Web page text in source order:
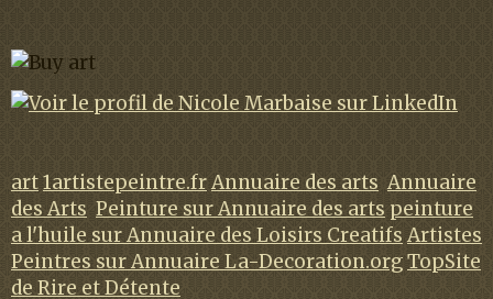
art1artistepeintre.frAnnuaire des arts Annuaire
des Arts Peinture sur Annuaire des arts peinture
a l'huile sur Annuaire des Loisirs Creatifs Artistes
Peintres sur Annuaire La-Decoration.orgTopSite
de Rire et Détente